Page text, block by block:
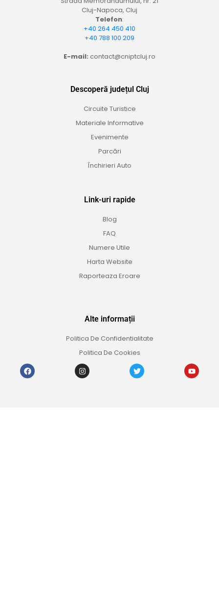
Cluj-Napoca, Cluj
Telefon:
+40 264 450 410
+40 788 100 209
E-mail: contact@cniptcluj.ro
Descoperă județul Cluj
Circuite Turistice
Materiale Informative
Evenimente
Parcări
Închirieri Auto
Link-uri rapide
Blog
FAQ
Numere Utile
Harta Website
Raporteaza Eroare
Alte informații
Politica De Confidentialitate
Politica De Cookies